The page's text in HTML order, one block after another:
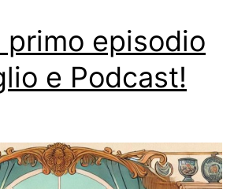
primo episodio
e Podcast!